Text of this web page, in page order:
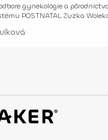
gynekológie a
POSTNATAL Zuzka